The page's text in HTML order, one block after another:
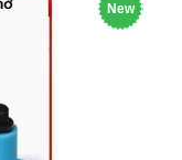
New